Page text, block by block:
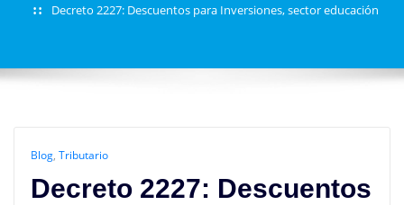
Decreto 2227: Descuentos para Inversiones, sector educación
Blog, Tributario
Decreto 2227: Descuentos